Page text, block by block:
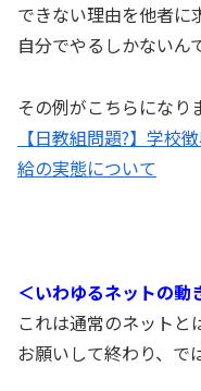
できない理由を他者に
自分でやるしかないん
その例がこちらになり
【日教組問題?】学校
給の実態について
＜いわゆるネットの動
これは通常のネットと
お願いして終わり、で